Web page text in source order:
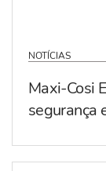
NOTÍCIAS
Maxi-Cosi
segurança